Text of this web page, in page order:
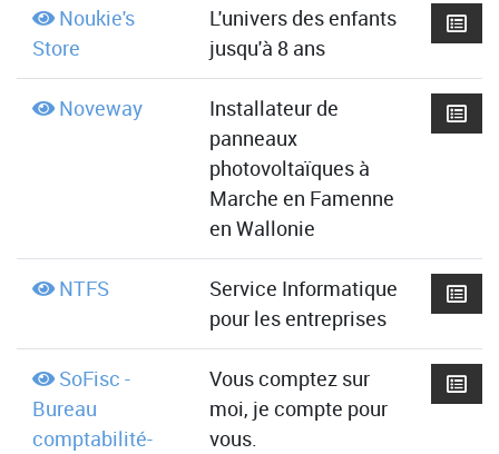
Noukie's
Store
L'univers des enfants
jusqu'à 8 ans
Noveway
Installateur de
panneaux
photovoltaïques à
Marche en Famenne
en Wallonie
NTFS
Service Informatique
pour les entreprises
SoFisc -
Bureau
comptabilité-
Vous comptez sur
moi, je compte pour
vous.